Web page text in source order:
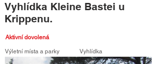
Vyhlídka Kleine Bastei u
Krippenu.
Aktivní dovolená
Výletní místa a parky Vyhlídka